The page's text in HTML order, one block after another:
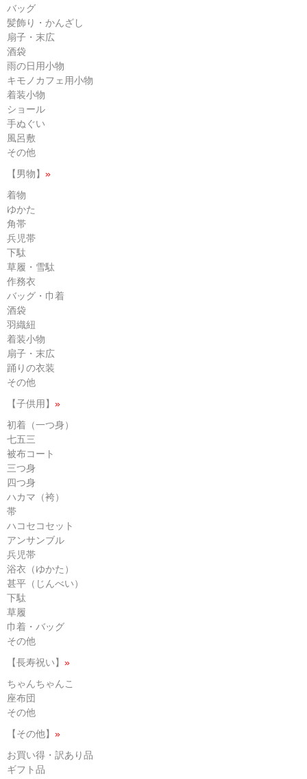
バッグ
髪飾り・かんざし
扇子・末広
酒袋
雨の日用小物
キモノカフェ用小物
着装小物
ショール
手ぬぐい
風呂敷
その他
【男物】 »
着物
ゆかた
角帯
兵児帯
下駄
草履・雪駄
作務衣
バッグ・巾着
酒袋
羽織紐
着装小物
扇子・末広
踊りの衣装
その他
【子供用】 »
初着（一つ身）
七五三
被布コート
三つ身
四つ身
ハカマ（袴）
帯
ハコセコセット
アンサンブル
兵児帯
浴衣（ゆかた）
甚平（じんべい）
下駄
草履
巾着・バッグ
その他
【長寿祝い】 »
ちゃんちゃんこ
座布団
その他
【その他】 »
お買い得・訳あり品
ギフト品